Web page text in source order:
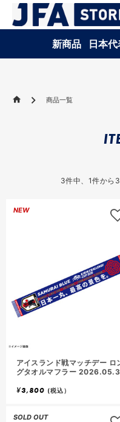
新商品 日本代
商品一覧
3件中、 1件から 3
NEW
アイスランド戦マッチデー ロ
グタオルマフラー
¥3,800 (税込）
SOLD OUT